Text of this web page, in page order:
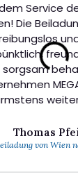
Service
Die
Thomas
von Wien